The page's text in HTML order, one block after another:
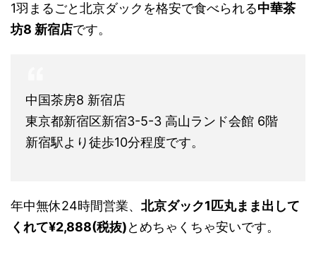
1羽まるごと北京ダックを格安で食べられる中華茶
坊8 新宿店です。
中国茶房8 新宿店
東京都新宿区新宿3-5-3 高山ランド会館 6階
新宿駅より徒歩10分程度です。
年中無休24時間営業、 北京ダック1匹丸まま出して
くれて¥2,888(税抜)とめちゃくちゃ安いです。